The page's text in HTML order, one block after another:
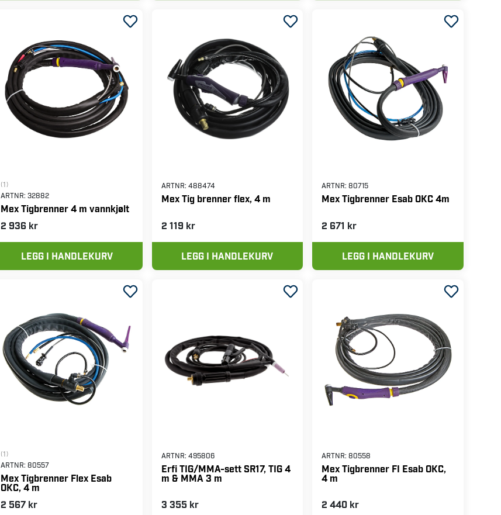
(1)
ARTNR: 32882
Mex Tigbrenner 4 m vannkjølt
2 936 kr
LEGG I HANDLEKURV
ARTNR: 488474
Mex Tig brenner flex, 4 m
2 119 kr
LEGG I HANDLEKURV
ARTNR:80715
Mex Tigbrenner Esab OKC 4m
2 671 kr
LEGG I HANDLEKURV
(1)
ARTNR: 80557
Mex Tigbrenner Flex Esab
OKC, 4 m
2 567 kr
ARTNR: 495806
Erfi TIG/MMA-sett SR17, TIG 4
m & MMA 3 m
3 355 kr
ARTNR:80558
Mex Tigbrenner FI Esab OKC,
4 m
2 440 kr